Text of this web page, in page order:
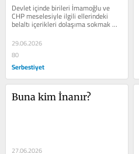
Devlet içinde birileri İmamoğlu ve
CHP meselesiyle ilgili ellerindeki
belaltı içerikleri dolaşıma sokmak
için ahlaki sınırı olmayan bir...
29.06.2026
80
Serbestiyet
Buna kim İnanır?
27.06.2026